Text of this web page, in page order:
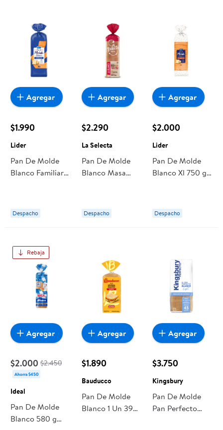
$1.990
Lider
Pan De Molde
Blanco Familiar
Despacho
Agregar
$2.290
La Selecta
Pan De Molde
Blanco Masa
Despacho
Agregar
$2.000
Lider
Pan De Molde
Blanco Xl 750 g
Despacho
Agregar
Rebaja
$2.000 $2.450
Ahorra $450
Ideal
Pan De Molde
Blanco 580 g
Agregar
$1.890
Bauducco
Pan De Molde
Blanco 1 Un 390
Agregar
$3.750
Kingsbury
Pan De Molde
Pan Perfecto
Agregar